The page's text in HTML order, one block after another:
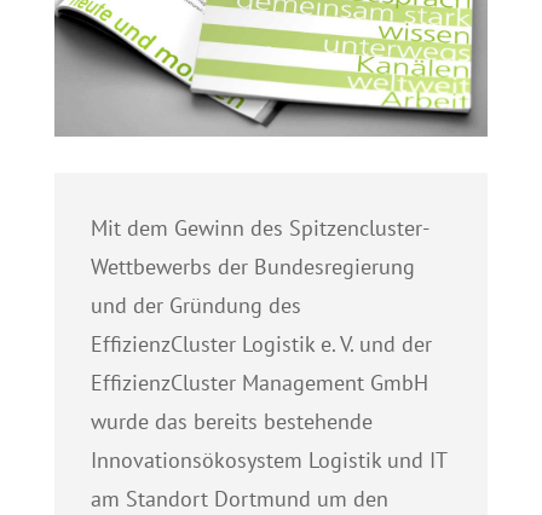
Mit dem Gewinn des Spitzencluster-
Wettbewerbs der Bundesregierung
und der Gründung des
EffizienzCluster Logistik e. V. und der
EffizienzCluster Management GmbH
wurde das bereits bestehende
Innovationsökosystem Logistik und IT
am Standort Dortmund um den